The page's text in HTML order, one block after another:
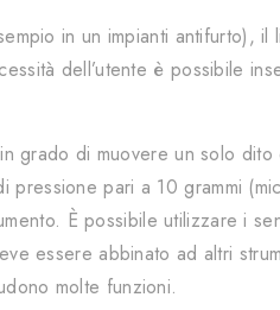
in un impianti antifurto), il
dell’utente è possibile
grado di muovere un solo
pari a 10 grammi
È possibile utilizzare i
essere abbinato ad altri
molte funzioni.